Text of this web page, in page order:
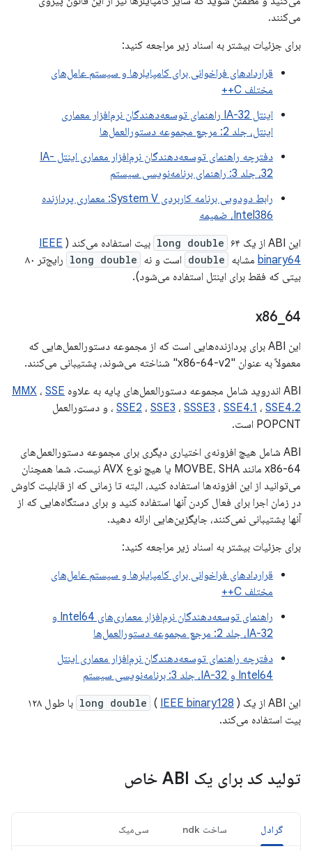
می‌کنند.
برای جزئیات بیشتر به اسناد زیر مراجعه کنید:
قراردادهای فراخوانی برای کامپایلرها و سیستم عامل‌های
مختلف C++
اینتل IA-32 راهنمای توسعه‌دهندگان نرم‌افزار معماری
اینتل، جلد 2: مرجع مجموعه دستورالعمل‌ها
دفترچه راهنمای توسعه‌دهندگان نرم‌افزار معماری اینتل IA-
32، جلد 3: راهنمای برنامه‌نویسی سیستم
رابط دودویی برنامه کاربردی System V: معماری پردازنده
Intel386، ضمیمه
این ABI از یک
long double ۶۴ بیت استفاده می‌کند (
IEEE
binary64 مشابه double است و نه long double
رایج‌تر ۸۰
بیتی که فقط برای اینتل استفاده می‌شود).
x86 64
این ABI برای پردازنده‌هایی است که از مجموعه دستورالعمل‌هایی که
معمولاً به عنوان "x86-64-v2" شناخته می‌شوند، پشتیبانی می‌کنند.
ABI اندروید شامل مجموعه دستورالعمل‌های پایه به علاوه
MMX ، SSE
، SSE2 ، SSE3 ، SSSE3 ، SSE4.1 ، SSE4.2
و دستورالعمل
POPCNT است.
ABI شامل هیچ افزونه‌ی اختیاری دیگری برای مجموعه دستورالعمل‌های
x86-64 مانند MOVBE، SHA یا هیچ نوع AVX نیست. شما همچنان
می‌توانید از این افزونه‌ها استفاده کنید، البته تا زمانی که از قابلیت کاوش
در زمان اجرا برای فعال کردن آنها استفاده کنید و برای دستگاه‌هایی که از
آنها پشتیبانی نمی‌کنند، جایگزین‌هایی ارائه دهید.
برای جزئیات بیشتر به اسناد زیر مراجعه کنید:
قراردادهای فراخوانی برای کامپایلرها و سیستم عامل‌های
مختلف C++
راهنمای توسعه‌دهندگان نرم‌افزار معماری‌های Intel64 و
IA-32، جلد 2: مرجع مجموعه دستورالعمل‌ها
دفترچه راهنمای توسعه‌دهندگان نرم‌افزار معماری اینتل
Intel64 و IA-32، جلد 3: برنامه‌نویسی سیستم
این ABI از یک
long double ( IEEE binary128
) با طول ۱۲۸
بیت استفاده می‌کند.
تولید کد برای یک ABI خاص
گرادل ساخت ndk سی‌میک